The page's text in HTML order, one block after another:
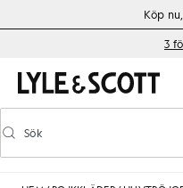
Gå direkt till
Information om Köp
3
Aktivera/inaktivera
Sök